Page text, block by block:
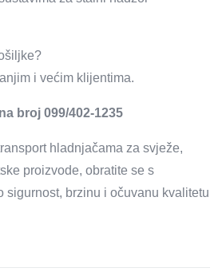
i većim klijentima.
broj 099/402-1235
hladnjačama za svježe,
proizvode, obratite se s
sigurnost, brzinu i očuvanu kvalitetu